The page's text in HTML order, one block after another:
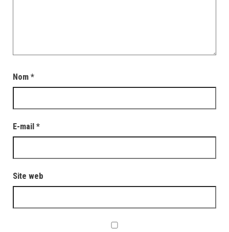
Nom *
E-mail *
Site web